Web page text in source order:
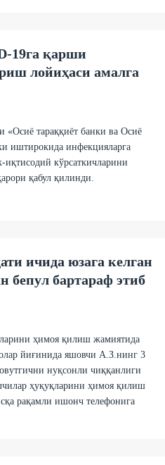
19га қарши
лойиҳаси амалга
«Осиё тараққиёт банки ва Осиё
иштирокида инфекцияларга
кўрсаткичларини
қабул қилинди.
ичида юзага келган
бепул бартараф этиб
ҳимоя қилиш жамиятида
йиғинида яшовчи А.З.нинг 3
нуқсонли чиққанлиги
ҳуқуқларини ҳимоя қилиш
рақамли ишонч телефонига